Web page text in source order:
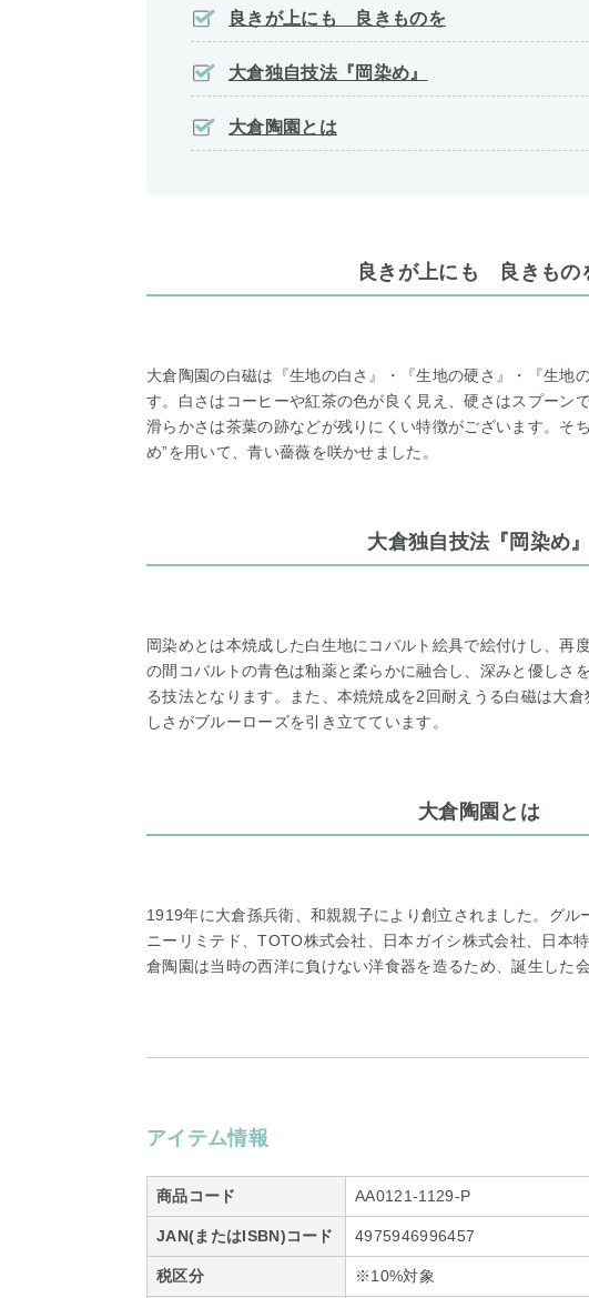
良きが上にも 良きものを
大倉独自技法『岡染め』
大倉陶園とは
良きが上にも 良きもの
大倉陶園の白磁は『生地の白さ』・『生地の硬さ』・『生地
す。白さはコーヒーや紅茶の色が良く見え、硬さはスプーン
滑らかさは茶葉の跡などが残りにくい特徴がございます。そ
め”を用いて、青い薔薇を咲かせました。
大倉独自技法『岡染め』
岡染めとは本焼成した白生地にコバルト絵具で絵付けし、再
の間コバルトの青色は釉薬と柔らかに融合し、深みと優しさ
る技法となります。また、本焼焼成を2回耐えうる白磁は大
しさがブルーローズを引き立てています。
大倉陶園とは
1919年に大倉孫兵衛、和親親子により創立されました。グル
ニーリミテド、TOTO株式会社、日本ガイシ株式会社、日本
倉陶園は当時の西洋に負けない洋食器を造るため、誕生した
アイテム情報
商品コード AA0121-1129-P
JAN(またはISBN)コード 4975946996457
税区分 ※10%対象